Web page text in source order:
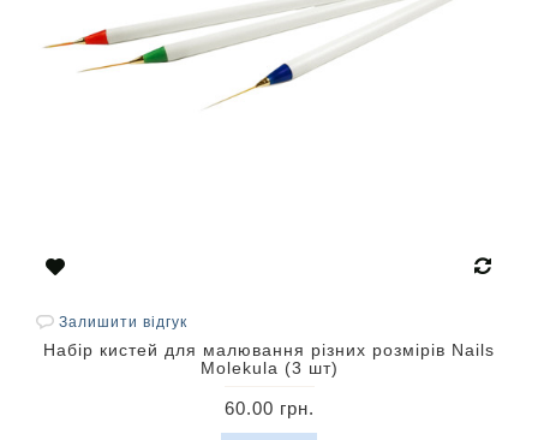
Залишити відгук
Набір кистей для малювання різних розмірів Nails
Molekula (3 шт)
60.00 грн.